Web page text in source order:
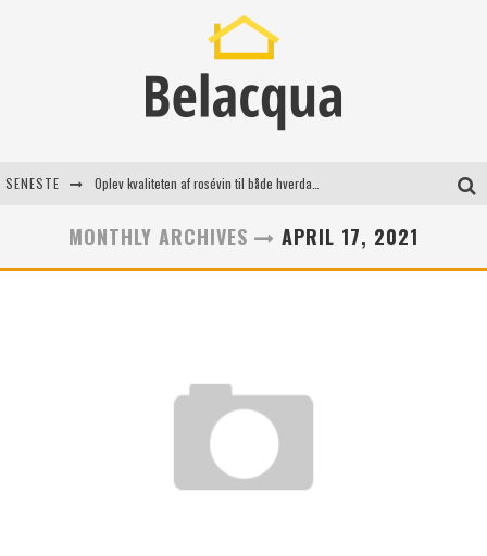
SENESTE
Vantinge Teknik: En Innovativ Løsning til Moderne Udfordringer
Find de bedste dame Vandresko til dit næste eventyr
MONTHLY ARCHIVES APRIL 17, 2021